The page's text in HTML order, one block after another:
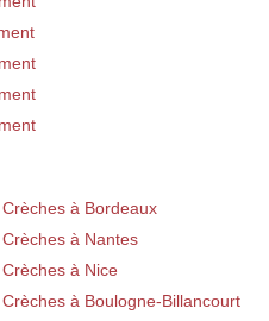
Crèches à Bordeaux
Crèches à Nantes
Crèches à Nice
Crèches à Boulogne-Billancourt